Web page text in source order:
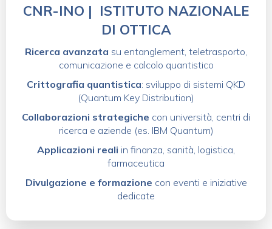
CNR-INO | ISTITUTO NAZIONALE
DI OTTICA
Ricerca avanzata su entanglement, teletrasporto,
comunicazione e calcolo quantistico
Crittografia quantistica: sviluppo di sistemi QKD
(Quantum Key Distribution)
Collaborazioni strategiche con università, centri di
ricerca e aziende (es. IBM Quantum)
Applicazioni reali in finanza, sanità, logistica,
farmaceutica
Divulgazione e formazione con eventi e iniziative
dedicate